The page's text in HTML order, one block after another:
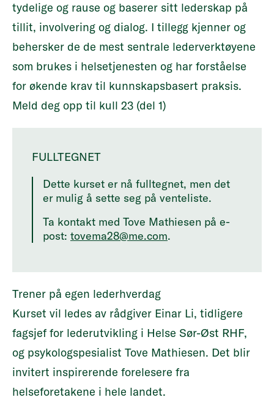
tydelige og rause og baserer sitt lederskap på
tillit, involvering og dialog. I tillegg kjenner og
behersker de de mest sentrale lederverktøyene
som brukes i helsetjenesten og har forståelse
for økende krav til kunnskapsbasert praksis.
Meld deg opp til kull 23 (del 1)
FULLTEGNET
Dette kurset er nå fulltegnet, men det
er mulig å sette seg på venteliste.
Ta kontakt med Tove Mathiesen på e-
post: tovema28@me.com.
Trener på egen lederhverdag
Kurset vil ledes av rådgiver Einar Li, tidligere
fagsjef for lederutvikling i Helse Sør-Øst RHF,
og psykologspesialist Tove Mathiesen. Det blir
invitert inspirerende forelesere fra
helseforetakene i hele landet.